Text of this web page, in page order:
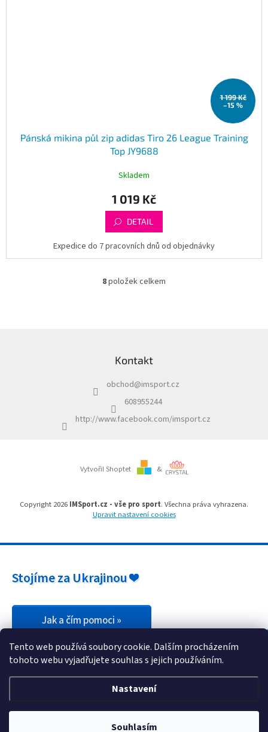
Tento web používá soubory cookie. Dalším procházením
tohoto webu vyjadřujete souhlas s jejich používáním.
Nastavení
Souhlasím
1 199 Kč
–15 %
Pánská mikina půl zip adidas Tiro 26 League Training
Top JY9688
Skladem
1 019 Kč
DETAIL
Expedice do 7 pracovních dnů od objednávky
O
c
í
r
v
y
8položek celkem
Kontakt
obchod@imsport.cz
608955244
http://www.facebook.com/imsport.cz
Vytvořil Shoptet &
Copyright 2026 IMSport.cz - vše pro sport. Všechna práva vyhrazena.
Upravit nastavení cookies
Stojíme za Ukrajinou ❤️
Jak a čím pomoci »